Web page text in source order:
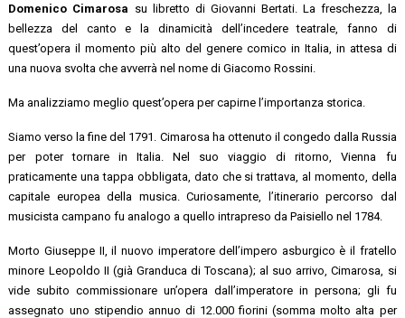
Domenico Cimarosa su libretto di Giovanni Bertati. La freschezza, la
bellezza del canto e la dinamicità dell’incedere teatrale, fanno di
quest’opera il momento più alto del genere comico in Italia, in attesa di
una nuova svolta che avverrà nel nome di Giacomo Rossini.
Ma analizziamo meglio quest’opera per capirne l’importanza storica.
Siamo verso la fine del 1791. Cimarosa ha ottenuto il congedo dalla Russia
per poter tornare in Italia. Nel suo viaggio di ritorno, Vienna fu
praticamente una tappa obbligata, dato che si trattava, al momento, della
capitale europea della musica. Curiosamente, l’itinerario percorso dal
musicista campano fu analogo a quello intrapreso da Paisiello nel 1784.
Morto Giuseppe II, il nuovo imperatore dell’impero asburgico è il fratello
minore Leopoldo II (già Granduca di Toscana); al suo arrivo, Cimarosa, si
vide subito commissionare un’opera dall’imperatore in persona; gli fu
assegnato uno stipendio annuo di 12.000 fiorini (somma molto alta per